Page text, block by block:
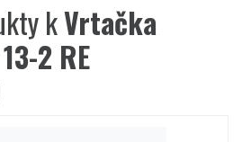
kVrtačka
2 RE